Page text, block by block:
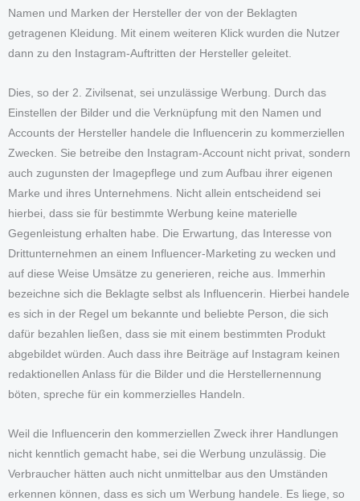
Namen und Marken der Hersteller der von der Beklagten
getragenen Kleidung. Mit einem weiteren Klick wurden die Nutzer
dann zu den Instagram-Auftritten der Hersteller geleitet.
Dies, so der 2. Zivilsenat, sei unzulässige Werbung. Durch das
Einstellen der Bilder und die Verknüpfung mit den Namen und
Accounts der Hersteller handele die Influencerin zu kommerziellen
Zwecken. Sie betreibe den Instagram-Account nicht privat, sondern
auch zugunsten der Imagepflege und zum Aufbau ihrer eigenen
Marke und ihres Unternehmens. Nicht allein entscheidend sei
hierbei, dass sie für bestimmte Werbung keine materielle
Gegenleistung erhalten habe. Die Erwartung, das Interesse von
Drittunternehmen an einem Influencer-Marketing zu wecken und
auf diese Weise Umsätze zu generieren, reiche aus. Immerhin
bezeichne sich die Beklagte selbst als Influencerin. Hierbei handele
es sich in der Regel um bekannte und beliebte Person, die sich
dafür bezahlen ließen, dass sie mit einem bestimmten Produkt
abgebildet würden. Auch dass ihre Beiträge auf Instagram keinen
redaktionellen Anlass für die Bilder und die Herstellernennung
böten, spreche für ein kommerzielles Handeln.
Weil die Influencerin den kommerziellen Zweck ihrer Handlungen
nicht kenntlich gemacht habe, sei die Werbung unzulässig. Die
Verbraucher hätten auch nicht unmittelbar aus den Umständen
erkennen können, dass es sich um Werbung handele. Es liege, so